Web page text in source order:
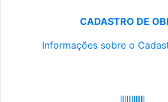
CADASTRO DE
Informações sobre o